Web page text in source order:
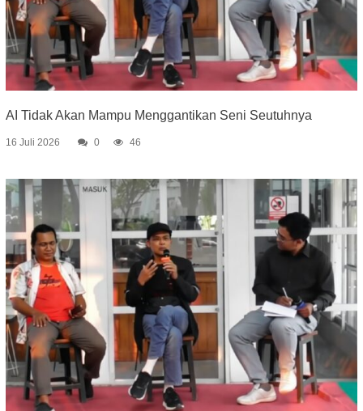
AI Tidak Akan Mampu Menggantikan Seni Seutuhnya
16 Juli 2026 0 46